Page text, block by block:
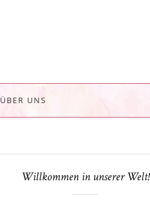
ÜBER UNS
Willkommen in unserer Welt!